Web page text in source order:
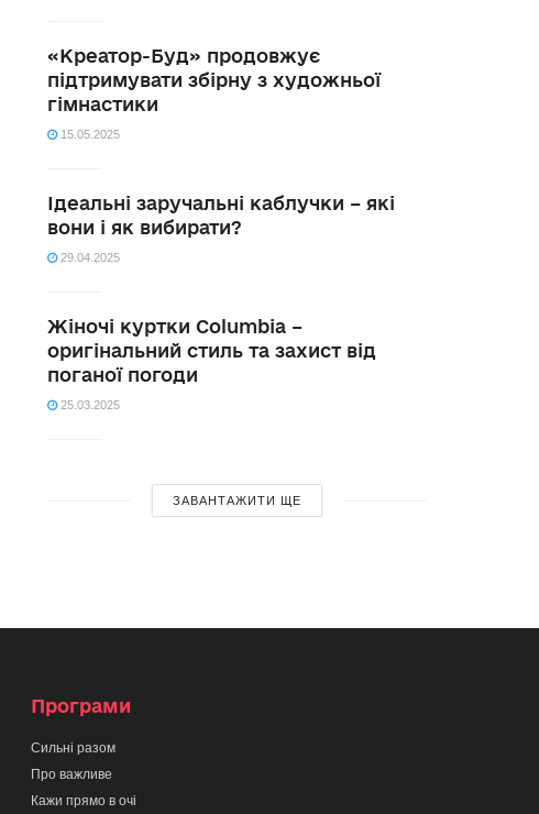
«Креатор-Буд» продовжує
підтримувати збірну з художньої
гімнастики
15.05.2025
Ідеальні заручальні каблучки – які
вони і як вибирати?
29.04.2025
Жіночі куртки Columbia –
оригінальний стиль та захист від
поганої погоди
25.03.2025
ЗАВАНТАЖИТИ ЩЕ
Програми
Сильні разом
Про важливе
Кажи прямо в очі